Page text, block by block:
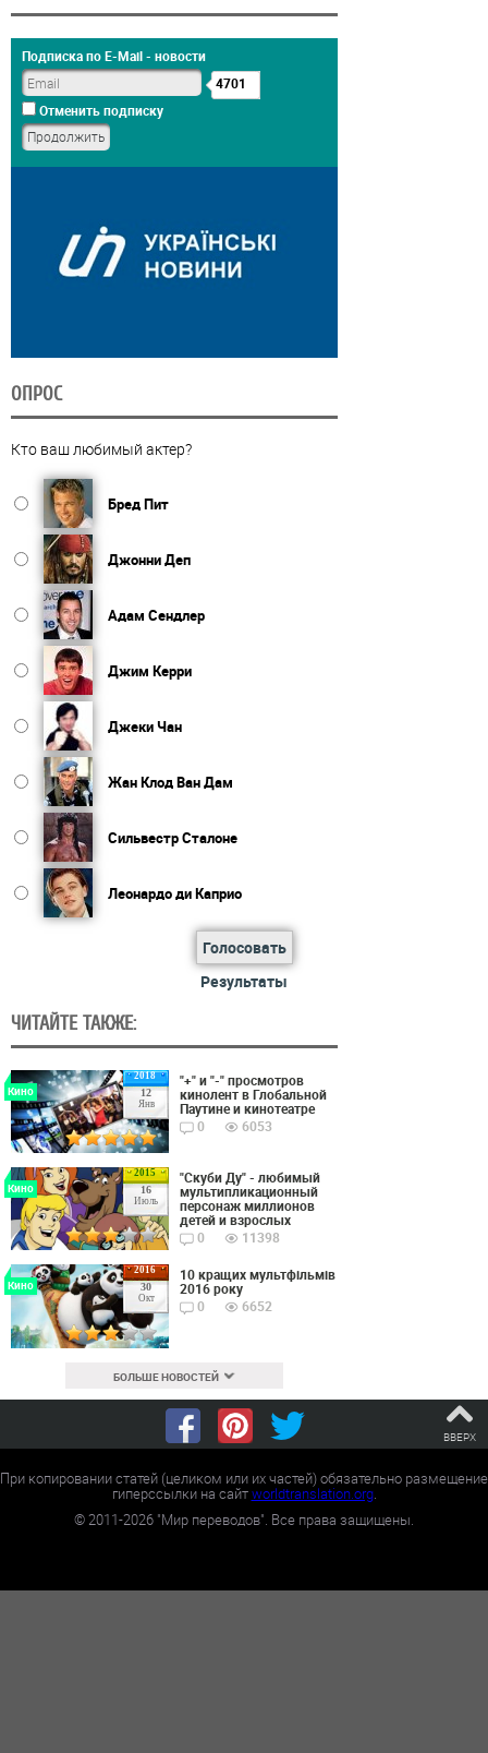
Подписка по E-Mail - новости
4701
Отменить подписку
ОПРОС
Кто ваш любимый актер?
Бред Пит
Джонни Деп
Адам Сендлер
Джим Керри
Джеки Чан
Жан Клод Ван Дам
Сильвестр Сталоне
Леонардо ди Каприо
Голосовать
Результаты
ЧИТАЙТЕ ТАКЖЕ:
2018
12
Янв
Кино
"+" и "-" просмотров
кинолент в Глобальной
Паутине и кинотеатре
0
6053
2015
16
Июль
Кино
"Скуби Ду" - любимый
мультипликационный
персонаж миллионов
детей и взрослых
0
11398
2016
30
Окт
Кино
10 кращих мультфільмів
2016 року
0
6652
БОЛЬШЕ НОВОСТЕЙ
ВВЕРХ
При копировании статей (целиком или их частей) обязательно размещение
гиперссылки на сайтworldtranslation.org.
©2011-2026 "Мир переводов". Все права защищены.